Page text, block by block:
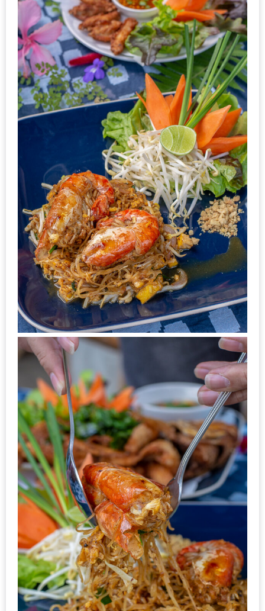
ทำไม
เรา
ไม่
ทำ
อาหาร
ทาน
เอง?
10
รีวิว
ร้าน
อาหาร
ที่
เข้า
ชม
มาก
ประจำ
ปี
2557
กิจกรรม
ชิง
รางวัล
กับ
สมาชิก
ENEWS
น้า
อ้วน
ชวน
หิว
ข้าว
อะไร
เอ่ย